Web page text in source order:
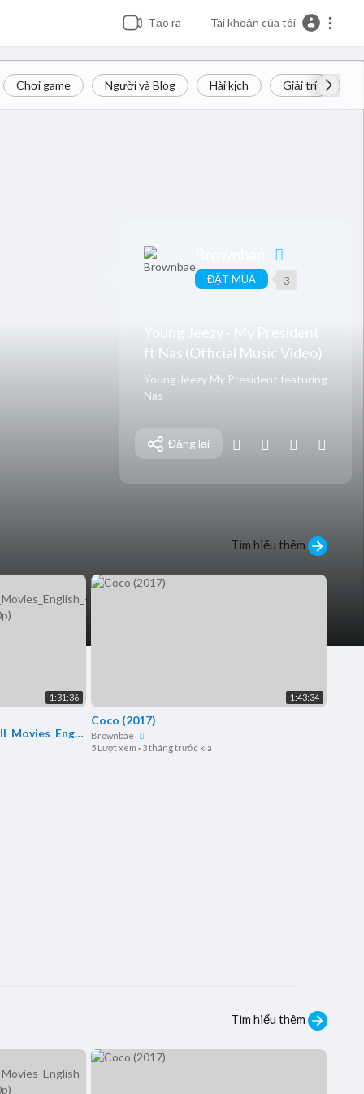
Tạo ra Tài khoản của tôi
Chơi game Người và Blog Hài kịch Giải trí
ĐẶT MUA 3
ft Nas (Official Music Video)
⁣Young Jeezy My President featuring
Nas
Đăng lại
Tìm hiểu thêm
1:31:36 1:43:34
Coco (2017)
Brownbae
5 Lượt xem · 3 tháng trước kia
Tìm hiểu thêm